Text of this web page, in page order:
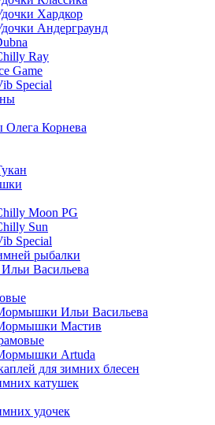
Хардкор
Андерграунд
Ray
Game
Special
Олега Корнева
Moon PG
Sun
Special
рыбалки
Васильева
Ильи Васильева
Мастив
Artuda
для зимних блесен
катушек
удочек